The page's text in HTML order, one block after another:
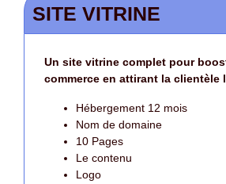
SITE VITRINE
Un site vitrine complet pour
commerce en attirant la clientèle
Hébergement 12 mois
Nom de domaine
10 Pages
Le contenu
Logo